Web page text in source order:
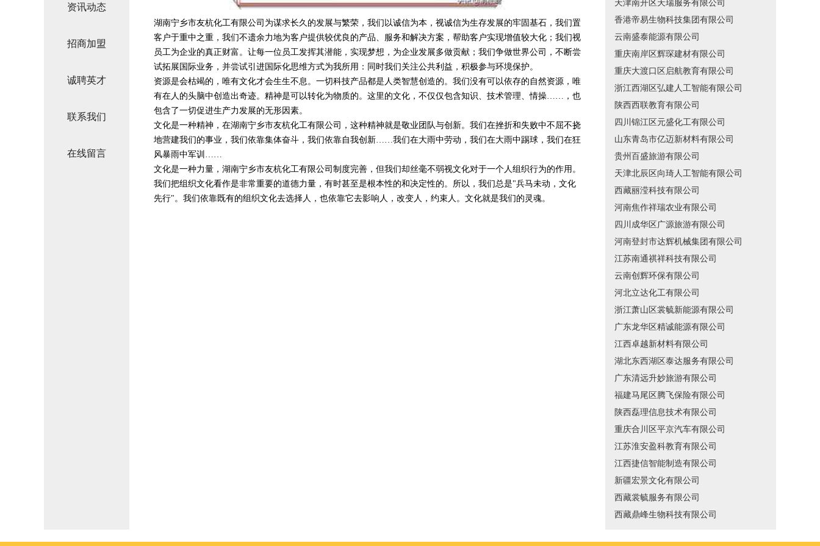
资讯动态
招商加盟
诚聘英才
联系我们
在线留言
湖南宁乡市友杭化工有限公司为谋求长久的发展与繁荣，我们以诚信为本，视诚信为生存发展的牢固基石，我们置
客户于重中之重，我们不遗余力地为客户提供较优良的产品、服务和解决方案，帮助客户实现增值较大化；我们视
员工为企业的真正财富。让每一位员工发挥其潜能，实现梦想，为企业发展多做贡献；我们争做世界公司，不断尝
试拓展国际业务，并尝试引进国际化思维方式为我所用：同时我们关注公共利益，积极参与环境保护。
资源是会枯竭的，唯有文化才会生生不息。一切科技产品都是人类智慧创造的。我们没有可以依存的自然资源，唯
有在人的头脑中创造出奇迹。精神是可以转化为物质的。这里的文化，不仅仅包含知识、技术管理、情操……，也
包含了一切促进生产力发展的无形因素。
文化是一种精神，在湖南宁乡市友杭化工有限公司，这种精神就是敬业团队与创新。我们在挫折和失败中不屈不挠
地营建我们的事业，我们依靠集体奋斗，我们依靠自我创新……我们在大雨中劳动，我们在大雨中踢球，我们在狂
风暴雨中军训……
文化是一种力量，湖南宁乡市友杭化工有限公司制度完善，但我们却丝毫不弱视文化对于一个人组织行为的作用。
我们把组织文化看作是非常重要的道德力量，有时甚至是根本性的和决定性的。所以，我们总是"兵马未动，文化
先行"。我们依靠既有的组织文化去选择人，也依靠它去影响人，改变人，约束人。文化就是我们的灵魂。
天津南开区天瑞服务有限公司
香港帝易生物科技集团有限公司
云南盛泰能源有限公司
重庆南岸区辉琛建材有限公司
重庆大渡口区启航教育有限公司
浙江西湖区弘建人工智能有限公司
陕西西联教育有限公司
四川锦江区元盛化工有限公司
山东青岛市亿迈新材料有限公司
贵州百盛旅游有限公司
天津北辰区向琦人工智能有限公司
西藏丽滢科技有限公司
河南焦作祥瑞农业有限公司
四川成华区广源旅游有限公司
河南登封市达辉机械集团有限公司
江苏南通祺祥科技有限公司
云南创辉环保有限公司
河北立达化工有限公司
浙江萧山区裳毓新能源有限公司
广东龙华区精诚能源有限公司
江西卓越新材料有限公司
湖北东西湖区泰达服务有限公司
广东清远升妙旅游有限公司
福建马尾区腾飞保险有限公司
陕西磊理信息技术有限公司
重庆合川区平京汽车有限公司
江苏淮安盈科教育有限公司
江西捷信智能制造有限公司
新疆宏景文化有限公司
西藏裳毓服务有限公司
西藏鼎峰生物科技有限公司